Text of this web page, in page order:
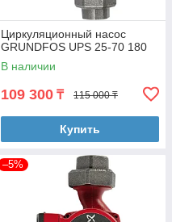
Циркуляционный насос
GRUNDFOS UPS 25-70 180
В наличии
109 300 ₸ 115 000 ₸
Купить
–5%